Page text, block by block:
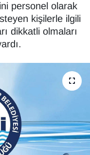
personel olarak
kişilerle ilgili
dikkatli olmaları